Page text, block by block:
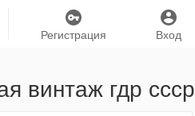
Вход
Регистрация
винтаж гдр ссср